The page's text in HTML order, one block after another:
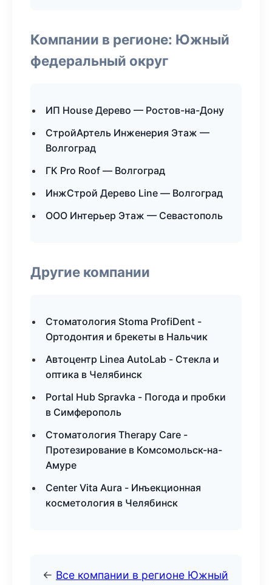
Компании в регионе: Южный
федеральный округ
ИП House Дерево — Ростов-на-Дону
СтройАртель Инженерия Этаж —
Волгоград
ГК Pro Roof — Волгоград
ИнжСтрой Дерево Line — Волгоград
ООО Интерьер Этаж — Севастополь
Другие компании
Стоматология Stoma ProfiDent -
Ортодонтия и брекеты в Нальчик
Автоцентр Linea AutoLab - Стекла и
оптика в Челябинск
Portal Hub Spravka - Погода и пробки
в Симферополь
Стоматология Therapy Care -
Протезирование в Комсомольск-на-
Амуре
Center Vita Aura - Инъекционная
косметология в Челябинск
← Все компании в регионе Южный